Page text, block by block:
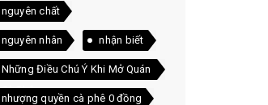
nguyên chất
nguyên nhân nhận biết
Những Điều Chú Ý Khi Mở Quán
Cà Phê
nhượng quyền cà phê 0 đồng